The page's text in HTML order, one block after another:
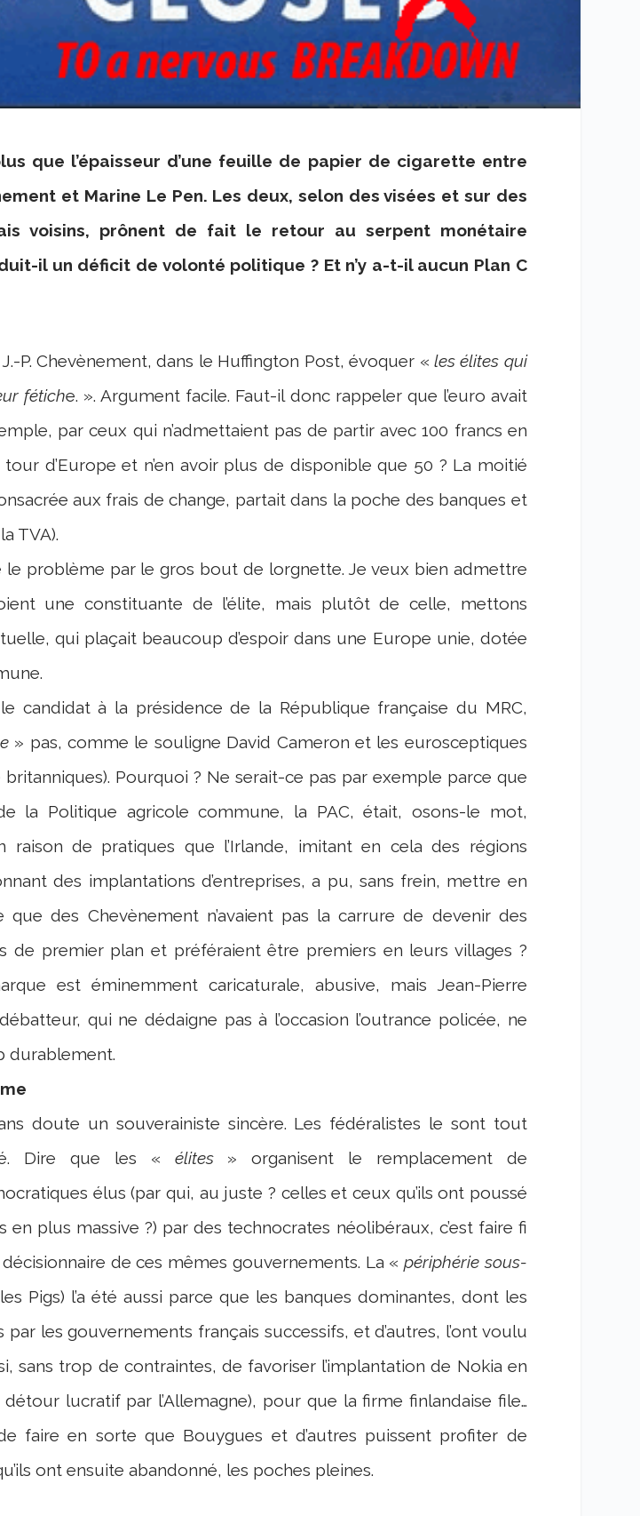
que l’épaisseur d’une feuille de papier de cigarette entre
et Marine Le Pen. Les deux, selon des visées et sur des
voisins, prônent de fait le retour au serpent monétaire
il un déficit de volonté politique ? Et n’y a-t-il aucun Plan C
P. Chevènement, dans le Huffington Post, évoquer « les élites qui
fétiche. ». Argument facile. Faut-il donc rappeler que l’euro avait
par ceux qui n’admettaient pas de partir avec 100 francs en
d’Europe et n’en avoir plus de disponible que 50 ? La moitié
aux frais de change, partait dans la poche des banques et
TVA).
le problème par le gros bout de lorgnette. Je veux bien admettre
une constituante de l’élite, mais plutôt de celle, mettons
qui plaçait beaucoup d’espoir dans une Europe unie, dotée
candidat à la présidence de la République française du MRC,
» pas, comme le souligne David Cameron et les eurosceptiques
Pourquoi ? Ne serait-ce pas par exemple parce que
la Politique agricole commune, la PAC, était, osons-le mot,
raison de pratiques que l’Irlande, imitant en cela des régions
des implantations d’entreprises, a pu, sans frein, mettre en
que des Chevènement n’avaient pas la carrure de devenir des
de premier plan et préféraient être premiers en leurs villages ?
est éminemment caricaturale, abusive, mais Jean-Pierre
qui ne dédaigne pas à l’occasion l’outrance policée, ne
durablement.
doute un souverainiste sincère. Les fédéralistes le sont tout
Dire que les « élites» organisent le remplacement de
élus (par qui, au juste ? celles et ceux qu’ils ont poussé
en plus massive ?) par des technocrates néolibéraux, c’est faire fi
de ces mêmes gouvernements. La «périphérie sous-
Pigs) l’a été aussi parce que les banques dominantes, dont les
par les gouvernements français successifs, et d’autres, l’ont voulu
sans trop de contraintes, de favoriser l’implantation de Nokia en
lucratif par l’Allemagne), pour que la firme finlandaise file…
faire en sorte que Bouygues et d’autres puissent profiter de
ont ensuite abandonné, les poches pleines.